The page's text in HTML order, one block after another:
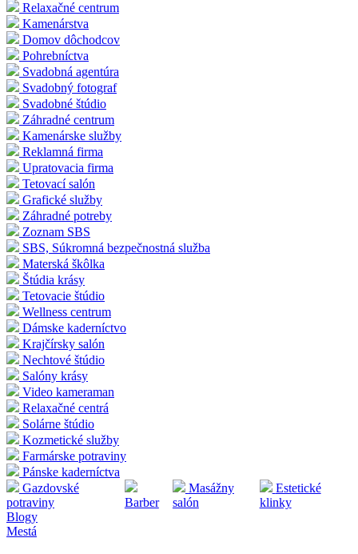
Relaxačné centrum
Kamenárstva
Domov dôchodcov
Pohrebníctva
Svadobná agentúra
Svadobný fotograf
Svadobné štúdio
Záhradné centrum
Kamenárske služby
Reklamná firma
Upratovacia firma
Tetovací salón
Grafické služby
Záhradné potreby
Zoznam SBS
SBS, Súkromná bezpečnostná služba
Materská škôlka
Štúdia krásy
Tetovacie štúdio
Wellness centrum
Dámske kaderníctvo
Krajčírsky salón
Nechtové štúdio
Salóny krásy
Video kameraman
Relaxačné centrá
Solárne štúdio
Kozmetické služby
Farmárske potraviny
Pánske kaderníctva
Gazdovské
potraviny
Barber
Masážny
salón
Estetické
klinky
Blogy
Mestá